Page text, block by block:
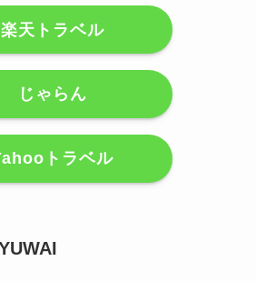
楽天トラベル
じゃらん
トラベル